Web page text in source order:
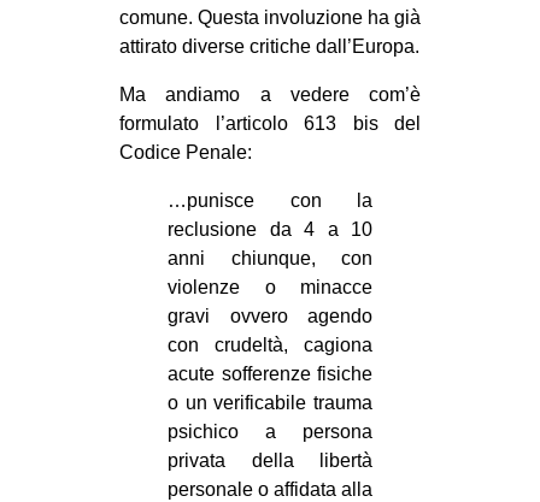
comune. Questa involuzione ha già
attirato diverse critiche dall’Europa.
Ma andiamo a vedere com’è
formulato l’articolo 613 bis del
Codice Penale:
…punisce con la
reclusione da 4 a 10
anni chiunque, con
violenze o minacce
gravi ovvero agendo
con crudeltà, cagiona
acute sofferenze fisiche
o un verificabile trauma
psichico a persona
privata della libertà
personale o affidata alla